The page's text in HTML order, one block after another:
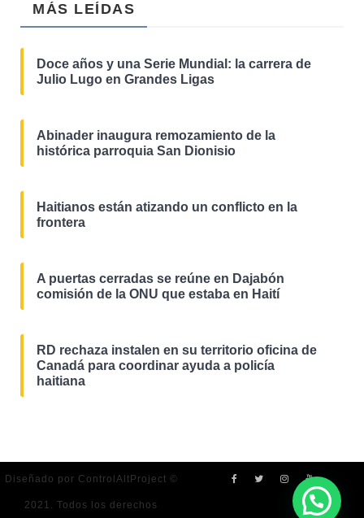
MÁS LEÍDAS
Doce años y una Serie Mundial: la carrera de
Julio Lugo en Grandes Ligas
Abinader inaugura remozamiento de la
histórica parroquia San Dionisio
Haitianos están atizando un conflicto en la
frontera
A puertas cerradas se reúne en Dajabón
comisión de la ONU que estaba en Haití
RD rechaza instalen en su territorio oficina de
Canadá para coordinar ayuda a policía
haitiana
Diseñado por ControlAltProject ©
2021. Todos los derechos